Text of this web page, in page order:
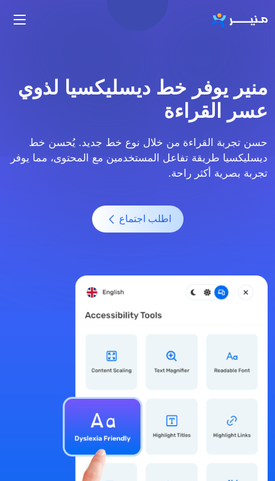
منير يوفر خط ديسليكسيا لذوي
عسر القراءة
حسن تجربة القراءة من خلال نوع خط جديد. يُحسن خط
ديسليكسيا طريقة تفاعل المستخدمين مع المحتوى، مما يوفر
تجربة بصرية أكثر راحة.
اطلب اجتماع